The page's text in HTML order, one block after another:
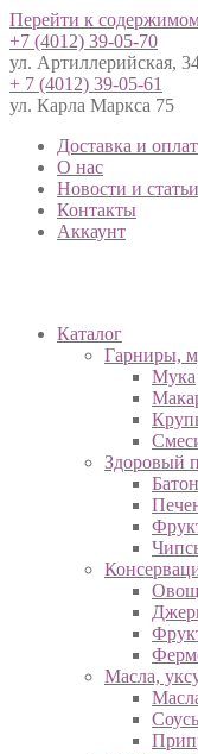
Перейти к
+7 (4012) 39-05-70
ул. Артиллерийская,
+ 7 (4012) 39-05-61
ул. Карла Маркса 75
Доставка и
О нас
Новости и статьи
Контакты
Аккаунт
Каталог
Гарниры,
Мука
Здоровый
Масла,